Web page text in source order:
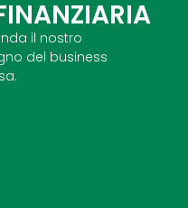
il nostro
del business